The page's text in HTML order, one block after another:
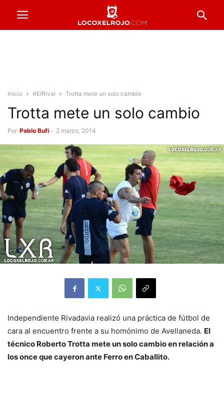
Inicio #ElRival Trotta mete un solo cambio
Trotta mete un solo cambio
Por Pablo Bufi - 2 marzo, 2014
Independiente Rivadavia realizó una práctica de fútbol de
cara al encuentro frente a su homónimo de Avellaneda. El
técnico Roberto Trotta mete un solo cambio en relación a
los once que cayeron ante Ferro en Caballito.